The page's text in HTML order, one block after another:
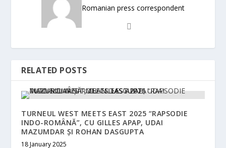
Romanian press correspondent
RELATED POSTS
TURNEUL WEST MEETS EAST 2025 “RAPSODIE
INDO-ROMÂNĂ”, CU GILLES APAP, UDAI
MAZUMDAR ȘI ROHAN DASGUPTA
18 January 2025